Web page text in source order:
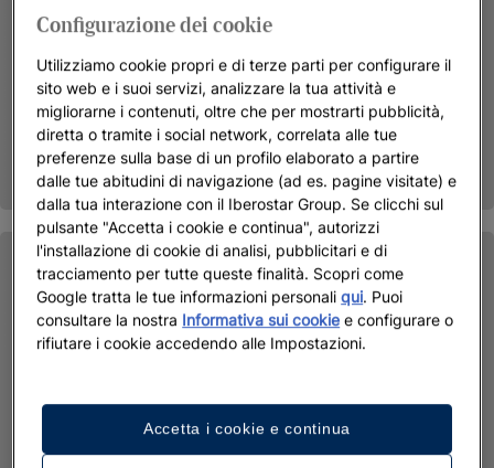
Configurazione dei cookie
Utilizziamo cookie propri e di terze parti per configurare il
sito web e i suoi servizi, analizzare la tua attività e
migliorarne i contenuti, oltre che per mostrarti pubblicità,
diretta o tramite i social network, correlata alle tue
preferenze sulla base di un profilo elaborato a partire
dalle tue abitudini di navigazione (ad es. pagine visitate) e
dalla tua interazione con il Iberostar Group. Se clicchi sul
pulsante "Accetta i cookie e continua", autorizzi
l'installazione di cookie di analisi, pubblicitari e di
tracciamento per tutte queste finalità. Scopri come
Google tratta le tue informazioni personaliqui. Puoi
consultare la nostra Informativa sui cookie e configurare o
rifiutare i cookie accedendo alle Impostazioni.
Accetta i cookie e continua